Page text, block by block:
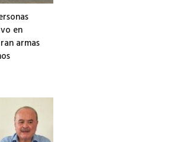
en
armas